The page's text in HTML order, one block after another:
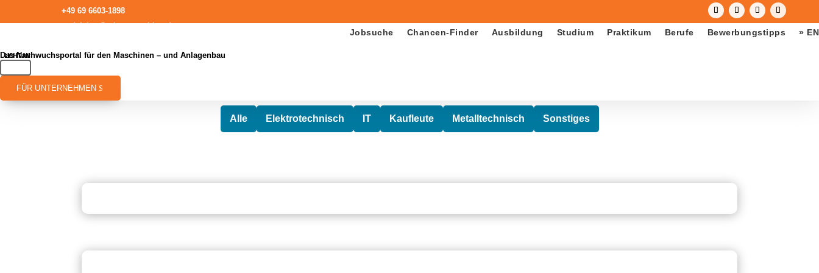
+49 69 6603-1898
redaktion@talentmaschine.de
Jobsuche Chancen-Finder Ausbildung Studium Praktikum Berufe Bewerbungstipps » EN
Das Nachwuchsportal für den Maschinen – und Anlagenbau
FÜR UNTERNEHMEN
Alle Elektrotechnisch IT Kaufleute Metalltechnisch Sonstiges